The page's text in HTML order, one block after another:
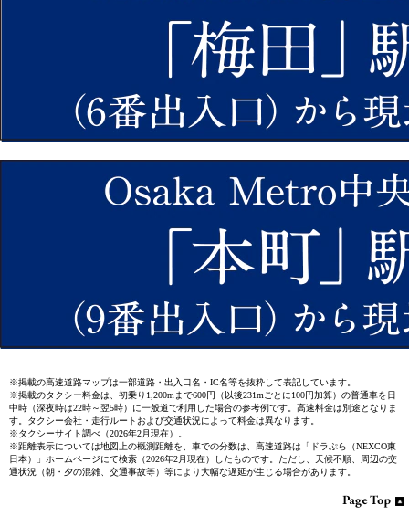
※掲載の高速道路マップは一部道路・出入口名・IC名等を抜粋して表記しています。
※掲載のタクシー料金は、初乗り1,200mまで600円（以後231mごとに100円加算）の普通車を日
中時（深夜時は22時～翌5時）に一般道で利用した場合の参考例です。高速料金は別途となりま
す。タクシー会社・走行ルートおよび交通状況によって料金は異なります。
※タクシーサイト調べ（2026年2月現在）。
※距離表示については地図上の概測距離を、車での分数は、高速道路は「ドラぷら（NEXCO東
日本）」ホームページにて検索（2026年2月現在）したものです。ただし、天候不順、周辺の交
通状況（朝・夕の混雑、交通事故等）等により大幅な遅延が生じる場合があります。